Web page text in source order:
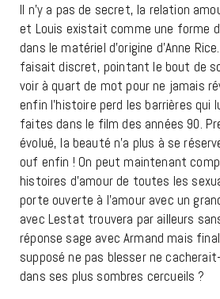
Il n’y a pas de secret, la relation
et Louis existait comme une forme
dans le matériel d’origine d’Anne
faisait discret, pointant le bout de
voir à quart de mot pour ne jamais
enfin l’histoire perd les barrières qui
faites dans le film des années 90.
évolué, la beauté n’a plus à se
ouf enfin ! On peut maintenant
histoires d’amour de toutes les
porte ouverte à l’amour avec un
avec Lestat trouvera par ailleurs
réponse sage avec Armand mais
supposé ne pas blesser ne
dans ses plus sombres cercueils ?